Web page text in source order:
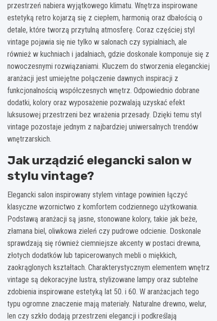
przestrzeń nabiera wyjątkowego klimatu. Wnętrza inspirowane
estetyką retro kojarzą się z ciepłem, harmonią oraz dbałością o
detale, które tworzą przytulną atmosferę. Coraz częściej styl
vintage pojawia się nie tylko w salonach czy sypialniach, ale
również w kuchniach i jadalniach, gdzie doskonale komponuje się z
nowoczesnymi rozwiązaniami. Kluczem do stworzenia eleganckiej
aranżacji jest umiejętne połączenie dawnych inspiracji z
funkcjonalnością współczesnych wnętrz. Odpowiednio dobrane
dodatki, kolory oraz wyposażenie pozwalają uzyskać efekt
luksusowej przestrzeni bez wrażenia przesady. Dzięki temu styl
vintage pozostaje jednym z najbardziej uniwersalnych trendów
wnętrzarskich.
Jak urządzić elegancki salon w
stylu vintage?
Elegancki salon inspirowany stylem vintage powinien łączyć
klasyczne wzornictwo z komfortem codziennego użytkowania.
Podstawą aranżacji są jasne, stonowane kolory, takie jak beże,
złamana biel, oliwkowa zieleń czy pudrowe odcienie. Doskonale
sprawdzają się również ciemniejsze akcenty w postaci drewna,
złotych dodatków lub tapicerowanych mebli o miękkich,
zaokrąglonych kształtach. Charakterystycznym elementem wnętrz
vintage są dekoracyjne lustra, stylizowane lampy oraz subtelne
zdobienia inspirowane estetyką lat 50. i 60. W aranżacjach tego
typu ogromne znaczenie mają materiały. Naturalne drewno, welur,
len czy szkło dodają przestrzeni elegancji i podkreślają